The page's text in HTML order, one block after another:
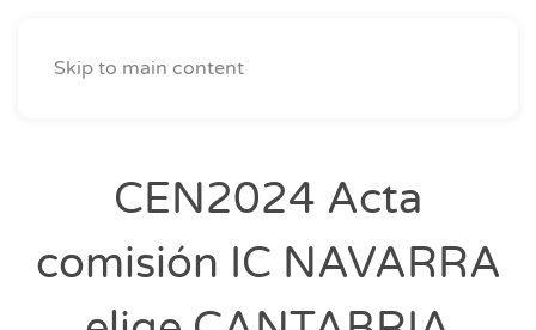
Skip to main content
CEN2024 Acta
comisión IC NAVARRA